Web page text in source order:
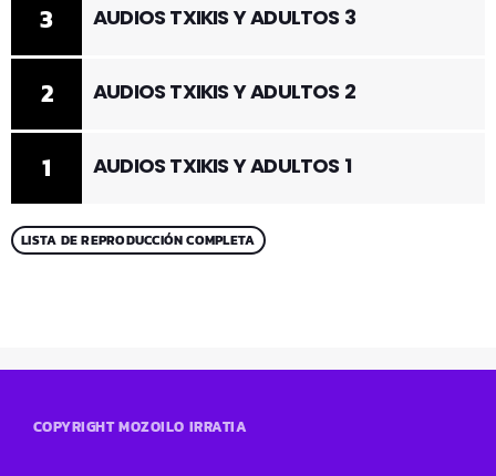
1 AUDIOS TXIKIS Y ADULTOS 1
2 AUDIOS TXIKIS Y ADULTOS 2
3 AUDIOS TXIKIS Y ADULTOS 3
LISTA DE REPRODUCCIÓN COMPLETA
COPYRIGHT MOZOILO IRRATIA